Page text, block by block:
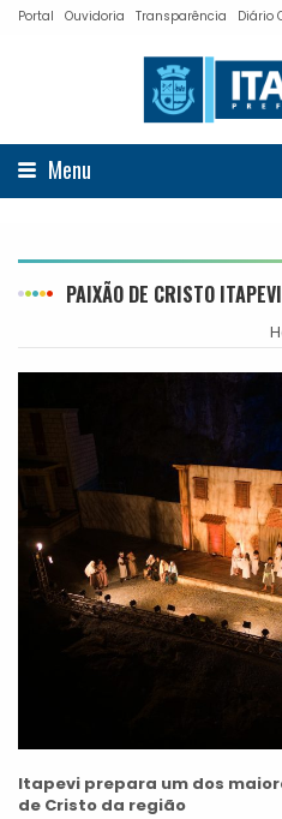
Portal Ouvidoria Transparência Diário
Menu
PAIXÃO DE CRISTO ITAPEVI
Itapevi prepara um dos
de Cristo da região